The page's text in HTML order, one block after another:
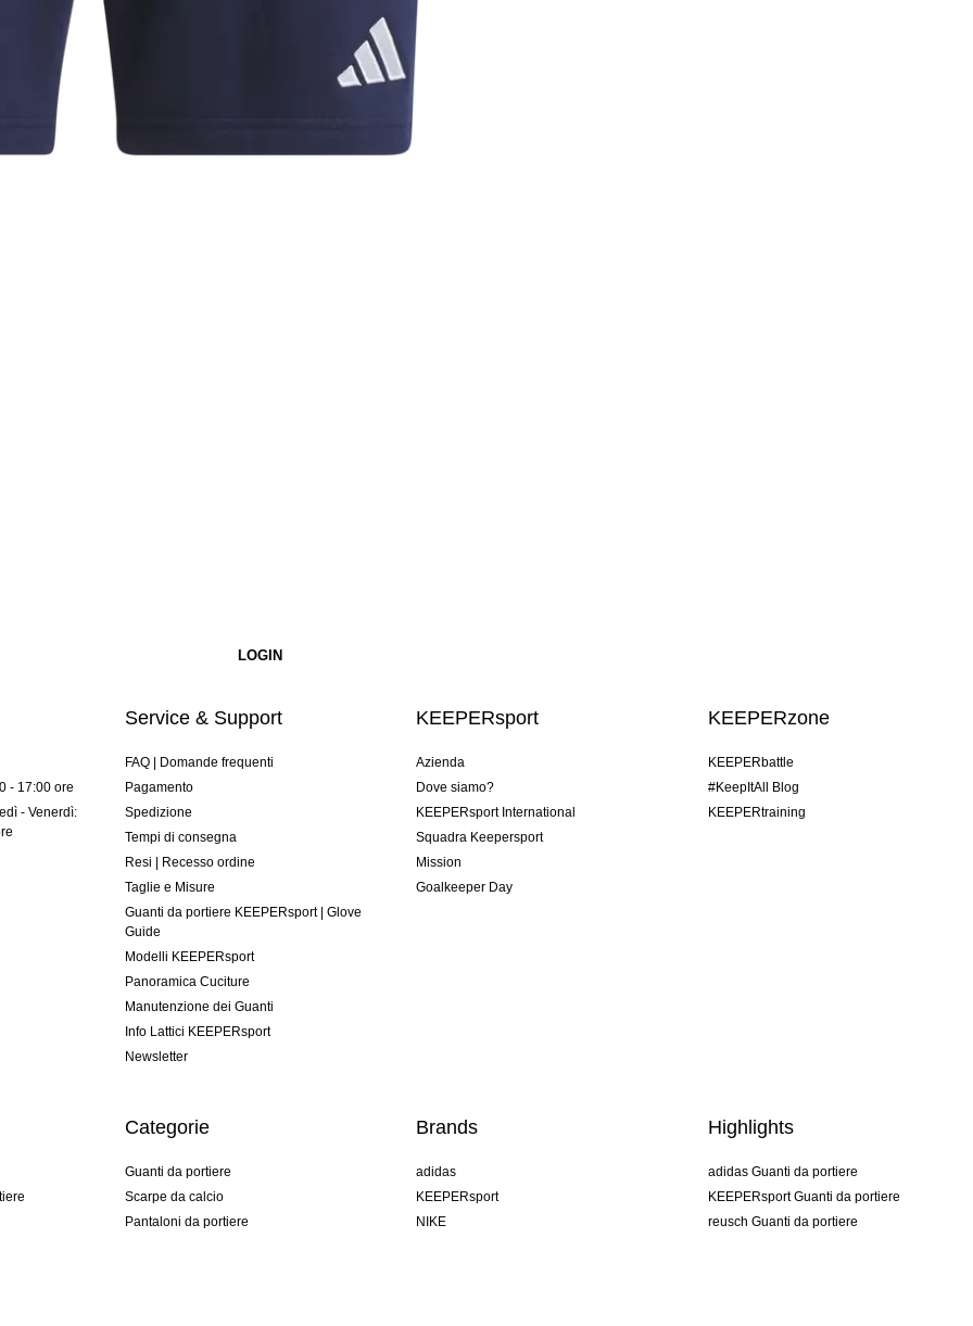
- 17:00 ore
- Venerdì:
Service & Support
FAQ | Domande frequenti
Pagamento
Spedizione
Tempi di consegna
Resi | Recesso ordine
Taglie e Misure
Guanti da portiere KEEPERsport | Glove
Guide
Modelli KEEPERsport
Panoramica Cuciture
Manutenzione dei Guanti
Info Lattici KEEPERsport
Newsletter
KEEPERsport
Azienda
Dove siamo?
KEEPERsport International
Squadra Keepersport
Mission
Goalkeeper Day
KEEPERzone
KEEPERbattle
#KeepItAll Blog
KEEPERtraining
Categorie
Guanti da portiere
Scarpe da calcio
Pantaloni da portiere
Brands
adidas
KEEPERsport
NIKE
Highlights
adidas Guanti da portiere
KEEPERsport Guanti da portiere
reusch Guanti da portiere